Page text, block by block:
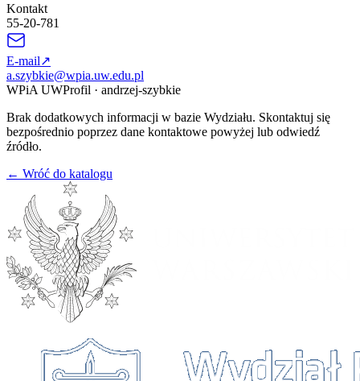
Kontakt
55-20-781
E-mail↗
a.szybkie@wpia.uw.edu.pl
WPiA UWProfil · andrzej-szybkie
Brak dodatkowych informacji w bazie Wydziału. Skontaktuj się
bezpośrednio poprzez dane kontaktowe powyżej lub odwiedź
źródło.
← Wróć do katalogu